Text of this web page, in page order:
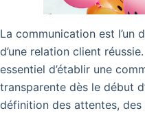
La communication est l’un
d’une relation client
essentiel d’établir une
transparente dès le début
définition des attentes,